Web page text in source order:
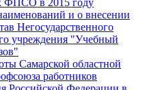
и о внесении
Негосударственного
учреждения "Учебный
Самарской областной
работников